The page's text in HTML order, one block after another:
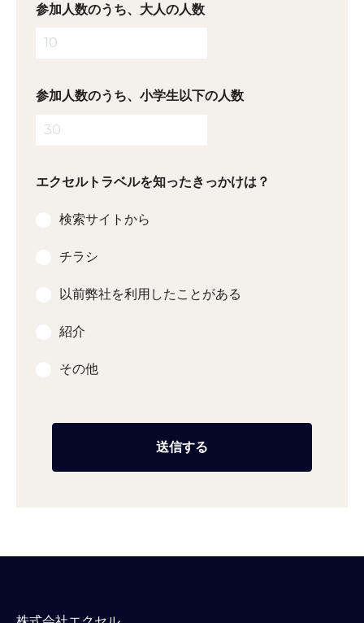
参加人数のうち、大人の人数
参加人数のうち、小学生以下の人数
エクセルトラベルを知ったきっかけは？
検索サイトから
チラシ
以前弊社を利用したことがある
紹介
その他